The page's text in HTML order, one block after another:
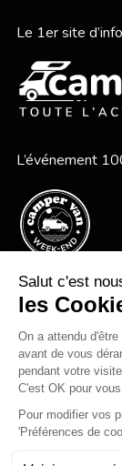
Le 1er site
L’événement
Le festival